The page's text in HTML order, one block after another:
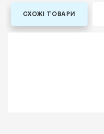
СХОЖІ ТОВАРИ